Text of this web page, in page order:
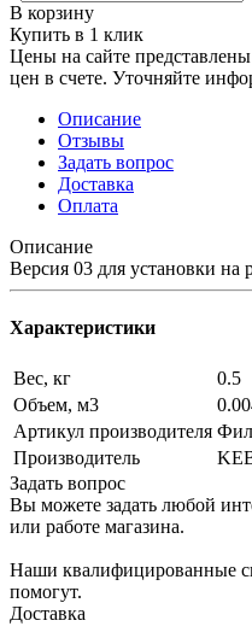
В корзину
Купить в 1 клик
Цены на сайте
цен в счете. Уточняйте
Описание
Отзывы
Задать вопрос
Доставка
Оплата
Описание
Версия 03 для установки на
Характеристики
Вес, кг
0.5
Объем, м3
Артикул производителя
Производитель
Задать вопрос
Вы можете задать любой
или работе магазина.
Наши квалифицированные
помогут.
Доставка